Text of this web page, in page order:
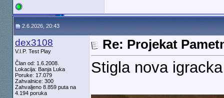
2.6.2026, 20:43
dex3108
V.I.P. Test Play
Član od: 1.6.2008.
Lokacija: Banja Luka
Poruke: 17.079
Zahvalnice: 300
Zahvaljeno 8.859 puta na
4.194 poruka
Re: Projekat
Stigla nova